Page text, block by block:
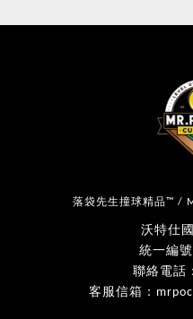
落袋先生撞球精品™ /
沃特仕
統一編
聯絡電話
客服信箱：